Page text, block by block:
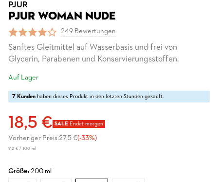
PJUR
PJUR WOMAN NUDE
249 Bewertungen
Sanftes Gleitmittel auf Wasserbasis und frei von
Glycerin, Parabenen und Konservierungsstoffen.
Auf Lager
7 Kunden haben dieses Produkt in den letzten Stunden gekauft.
18,5 € SALE Endet morgen
Vorheriger Preis:27,5 €(-33%)
9,2 € / 100 ml
Größe: 200 ml